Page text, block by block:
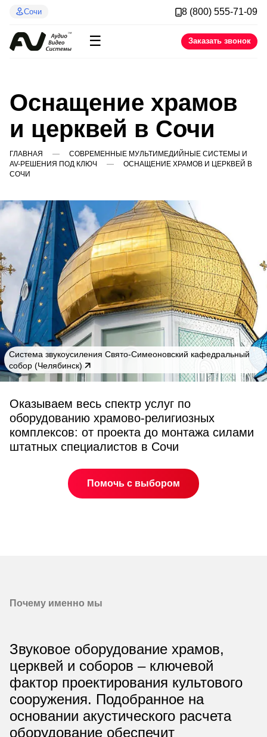
Сочи 8 (800) 555-71-09
☰ Заказать звонок
Оснащение храмов
и церквей в Сочи
ГЛАВНАЯ
СОВРЕМЕННЫЕ МУЛЬТИМЕДИЙНЫЕ СИСТЕМЫ И
AV-РЕШЕНИЯ ПОД КЛЮЧ
ОСНАЩЕНИЕ ХРАМОВ И ЦЕРКВЕЙ В
СОЧИ
Cистема звукоусиления Свято-Симеоновский кафедральный
собор (Челябинск)
Оказываем весь спектр услуг по
оборудованию храмово-религиозных
комплексов: от проекта до монтажа силами
штатных специалистов в Сочи
Помочь с выбором
Почему именно мы
Звуковое оборудование храмов,
церквей и соборов – ключевой
фактор проектирования культового
сооружения. Подобранное на
основании акустического расчета
оборудование обеспечит